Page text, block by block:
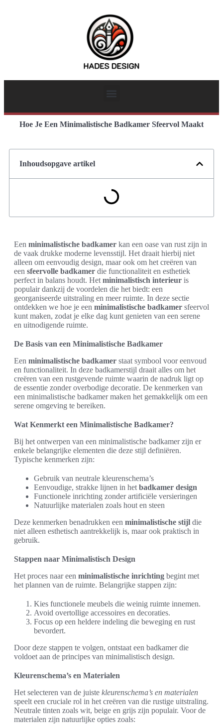
Hoe Je Een Minimalistische Badkamer Sfeervol Maakt
Inhoudsopgave artikel
Een minimalistische badkamer kan een oase van rust zijn in
de vaak drukke moderne levensstijl. Het draait hierbij niet
alleen om eenvoudig design, maar ook om het creëren van
een sfeervolle badkamer die functionaliteit en esthetiek
perfect in balans houdt. Het minimalistisch interieur is
populair dankzij de voordelen die het biedt: een
georganiseerde uitstraling en meer ruimte. In deze sectie
ontdekken we hoe je een minimalistische badkamer sfeervol
kunt maken, zodat je elke dag kunt genieten van een serene
en uitnodigende ruimte.
De Basis van een Minimalistische Badkamer
Een minimalistische badkamer staat symbool voor eenvoud
en functionaliteit. In deze badkamerstijl draait alles om het
creëren van een rustgevende ruimte waarin de nadruk ligt op
de essentie zonder overbodige decoratie. De kenmerken van
een minimalistische badkamer maken het gemakkelijk om een
serene omgeving te bereiken.
Wat Kenmerkt een Minimalistische Badkamer?
Bij het ontwerpen van een minimalistische badkamer zijn er
enkele belangrijke elementen die deze stijl definiëren.
Typische kenmerken zijn:
Gebruik van neutrale kleurenschema’s
Eenvoudige, strakke lijnen in het badkamer design
Functionele inrichting zonder artificiële versieringen
Natuurlijke materialen zoals hout en steen
Deze kenmerken benadrukken een minimalistische stijl die
niet alleen esthetisch aantrekkelijk is, maar ook praktisch in
gebruik.
Stappen naar Minimalistisch Design
Het proces naar een minimalistische inrichting begint met
het plannen van de ruimte. Belangrijke stappen zijn:
Kies functionele meubels die weinig ruimte innemen.
Avoid overtollige accessoires en decoraties.
Focus op een heldere indeling die beweging en rust
bevordert.
Door deze stappen te volgen, ontstaat een badkamer die
voldoet aan de principes van minimalistisch design.
Kleurenschema’s en Materialen
Het selecteren van de juiste kleurenschema’s en materialen
speelt een cruciale rol in het creëren van die rustige uitstraling.
Neutrale tinten zoals wit, beige en grijs zijn populair. Voor de
materialen zijn natuurlijke opties zoals: